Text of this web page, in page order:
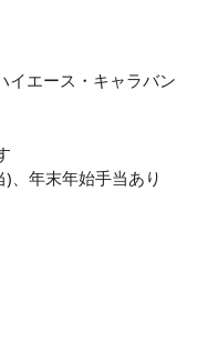
ぼなし。思いやりを
か、
エース・キャラバン
、年末年始手当あり